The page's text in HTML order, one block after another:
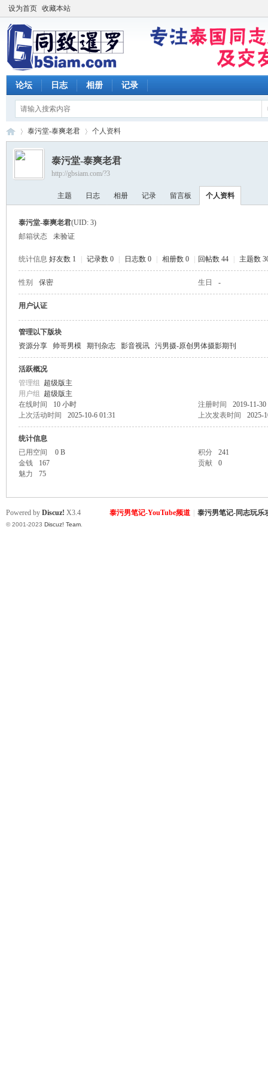
设为首页 收藏本站
论坛 日志 相册 记录
›
泰污堂-泰爽老君 个人资料
泰污堂-泰爽老君
http://gbsiam.com/?3
主题 日志 相册 记录 留言板 个人资料
泰污堂-泰爽老君(UID: 3)
邮箱状态
未验证
统计信息 好友数 1 记录数 0 日志数 0 相册数 0 回帖数 44 主题数
性别 保密 生日 -
用户认证
管理以下版块
资源分享
帅哥男模 期刊杂志 影音视讯 污男摄-原创男体摄影期刊
活跃概况
管理组 超级版主
用户组 超级版主
在线时间
10 小时 注册时间
2019-11-30
上次活动时间
2025-10-6 01:31 上次发表时间 2025-
统计信息
已用空间
0 B 积分
241
金钱
167 贡献
0
魅力
75
泰污男笔记-YouTube频道 泰污男笔记-同志玩乐
Powered by Discuz! X3.4
© 2001-2023 Discuz! Team.